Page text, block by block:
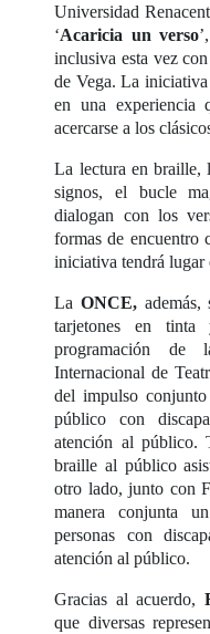
Universidad
‘Acaricia un verso
inclusiva esta vez
de Vega. La
en una experiencia
acercarse a los
La lectura en braille,
signos, el bucle
dialogan con los
formas de encuentro
iniciativa tendrá lugar
La ONCE,
tarjetones en
programación de
Internacional de
del impulso
público con
atención al público.
braille al público
otro lado, junto con
manera conjunta
personas con
atención al público.
Gracias al acuerdo,
que diversas